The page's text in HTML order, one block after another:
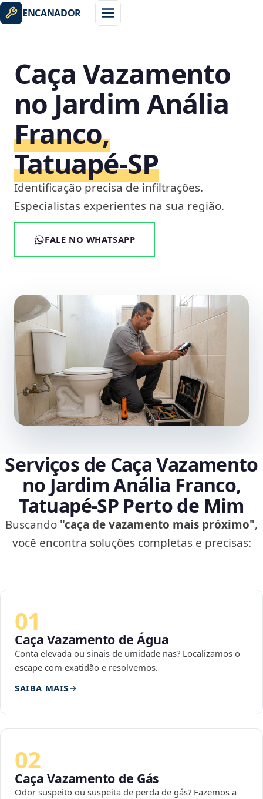
ENCANADOR
Caça Vazamento
no Jardim Anália
Franco,
Tatuapé‑SP
Identificação precisa de infiltrações.
Especialistas experientes na sua região.
FALE NO WHATSAPP
Serviços de Caça Vazamento
no Jardim Anália Franco,
Tatuapé‑SP Perto de Mim
Buscando "caça de vazamento mais próximo",
você encontra soluções completas e precisas:
01
Caça Vazamento de Água
Conta elevada ou sinais de umidade nas? Localizamos o
escape com exatidão e resolvemos.
SAIBA MAIS
02
Caça Vazamento de Gás
Odor suspeito ou suspeita de perda de gás? Fazemos a